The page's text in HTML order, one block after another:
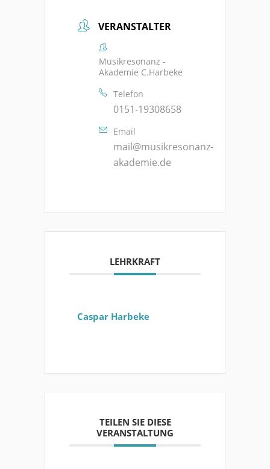
VERANSTALTER
Musikresonanz -
Akademie C.Harbeke
Telefon
0151-19308658
Email
mail@musikresonanz-
akademie.de
LEHRKRAFT
Caspar Harbeke
TEILEN SIE DIESE
VERANSTALTUNG